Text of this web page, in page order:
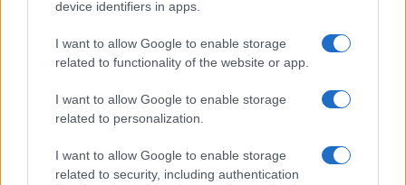
device identifiers in apps.
I want to allow Google to enable storage
related to functionality of the website or app.
I want to allow Google to enable storage
related to personalization.
I want to allow Google to enable storage
related to security, including authentication
scaldarlo brevemente prima di unire la farina.
Versioni aromatizzate: infusione e
La besciamella accoglie bene aromi delicati.
Tecnica di infusione: scaldare illattecon alloro,
pepe in grani e una cipolla chiodata(mezza cipolla